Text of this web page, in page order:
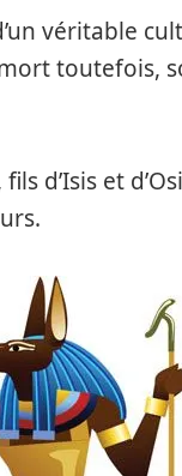
véritable
toutefois,
d’Isis et